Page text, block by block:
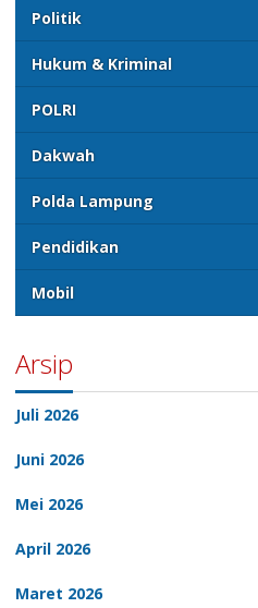
Politik
Hukum & Kriminal
POLRI
Dakwah
Polda Lampung
Pendidikan
Mobil
Arsip
Juli 2026
Juni 2026
Mei 2026
April 2026
Maret 2026